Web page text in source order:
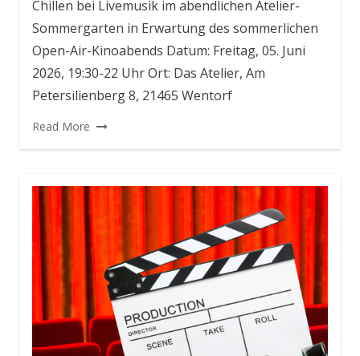
Chillen bei Livemusik im abendlichen Atelier-
Sommergarten in Erwartung des sommerlichen
Open-Air-Kinoabends Datum: Freitag, 05. Juni
2026, 19:30-22 Uhr Ort: Das Atelier, Am
Petersilienberg 8, 21465 Wentorf
Read More